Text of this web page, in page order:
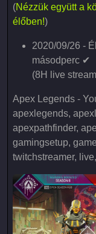
(Nézzük együtt a
élőben!)
2020/09/26 -
másodperc ✔
(8H live
Apex Legends -
apexlegends,
apexpathfinder,
gamingsetup,
twitchstreamer,